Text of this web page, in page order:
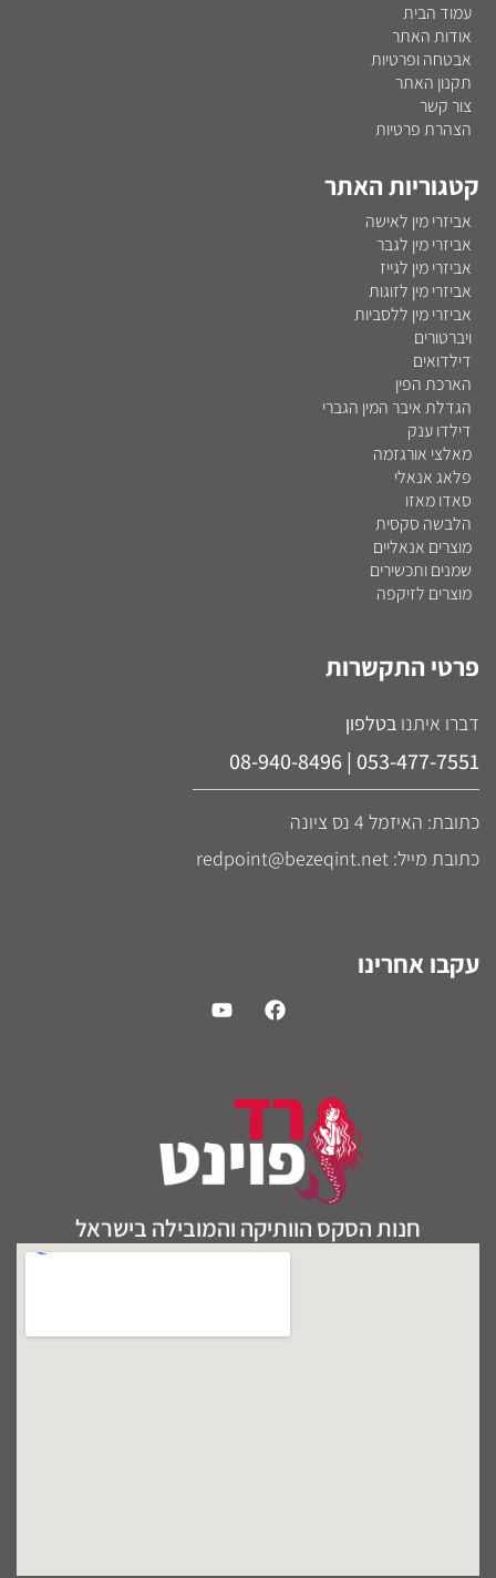
עמוד הבית
אודות האתר
אבטחה ופרטיות
תקנון האתר
צור קשר
הצהרת פרטיות
קטגוריות האתר
אביזרי מין לאישה
אביזרי מין לגבר
אביזרי מין לגייז
אביזרי מין לזוגות
אביזרי מין ללסביות
ויברטורים
דילדואים
הארכת הפין
הגדלת איבר המין הגברי
דילדו ענק
מאלצי אורגזמה
פלאג אנאלי
סאדו מאזו
הלבשה סקסית
מוצרים אנאליים
שמנים ותכשירים
מוצרים לזיקפה
פרטי התקשרות
דברו איתנו בטלפון
053-477-7551 | 08-940-8496
כתובת: האיזמל 4 נס ציונה
כתובת מייל: redpoint@bezeqint.net
עקבו אחרינו
חנות הסקס הוותיקה והמובילה בישראל